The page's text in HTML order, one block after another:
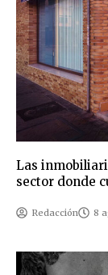
Las
sector donde
Redacción 8